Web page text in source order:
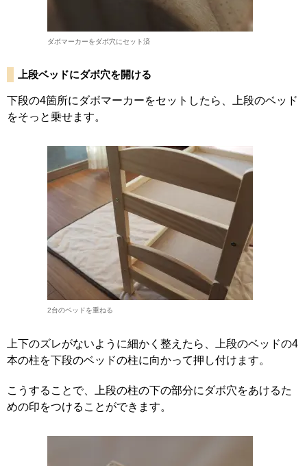
ダボマーカーをダボ穴にセット済
上段ベッドにダボ穴を開ける
下段の4箇所にダボマーカーをセットしたら、上段のベッド
をそっと乗せます。
2台のベッドを重ねる
上下のズレがないように細かく整えたら、上段のベッドの4
本の柱を下段のベッドの柱に向かって押し付けます。
こうすることで、上段の柱の下の部分にダボ穴をあけるた
めの印をつけることができます。